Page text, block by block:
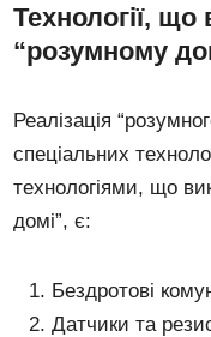
Технології,
“розумному
Реалізація
спеціальних
технологіями, що
домі”, є:
Бездротові
Датчики та